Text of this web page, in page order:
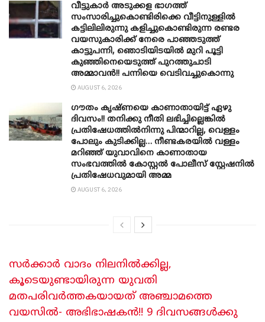
വീട്ടുകാർ അ‌ടുക്കള ഭാ​ഗത്ത്
സംസാരിച്ചുകൊണ്ടിരിക്കെ വീട്ടിനുള്ളിൽ
കട്ടിലിലിരുന്നു കളിച്ചുകൊണ്ടിരുന്ന രണ്ടര
വയസുകാരിക്ക് നേരെ പാഞ്ഞടുത്ത്
കാട്ടുപന്നി, ‍ഞൊടിയി‌ടയിൽ മുറി പൂട്ടി
കുഞ്ഞിനെയെടുത്ത് പുറത്തുചാടി
അമ്മാവൻ!! പന്നിയെ വെടിവച്ചുകൊന്നു
AUGUST 6, 2026
ഗൗതം കൃഷ്ണയെ കാണാതായിട്ട് ഏഴു
ദിവസം!! തനിക്കു നീതി ലഭിച്ചില്ലെങ്കിൽ
പ്രതിഷേധത്തിൽനിന്നു പിന്മാറില്ല, വെള്ളം
പോലും കുടിക്കില്ല… നീണ്ടകരയിൽ വള്ളം
മറിഞ്ഞ് യുവാവിനെ കാണാതായ
സംഭവത്തിൽ കോസ്റ്റൽ പോലീസ് സ്റ്റേഷനിൽ
പ്രതിഷേധവുമായി അമ്മ
AUGUST 6, 2026
സർക്കാർ വാദം നിലനിൽക്കില്ല,
കൂടെയുണ്ടായിരുന്ന യുവതി
മതപരിവർത്തകയായത് അഞ്ചാമത്തെ
വയസിൽ- അഭിഭാഷകൻ!! 9 ദിവസങ്ങൾക്കു